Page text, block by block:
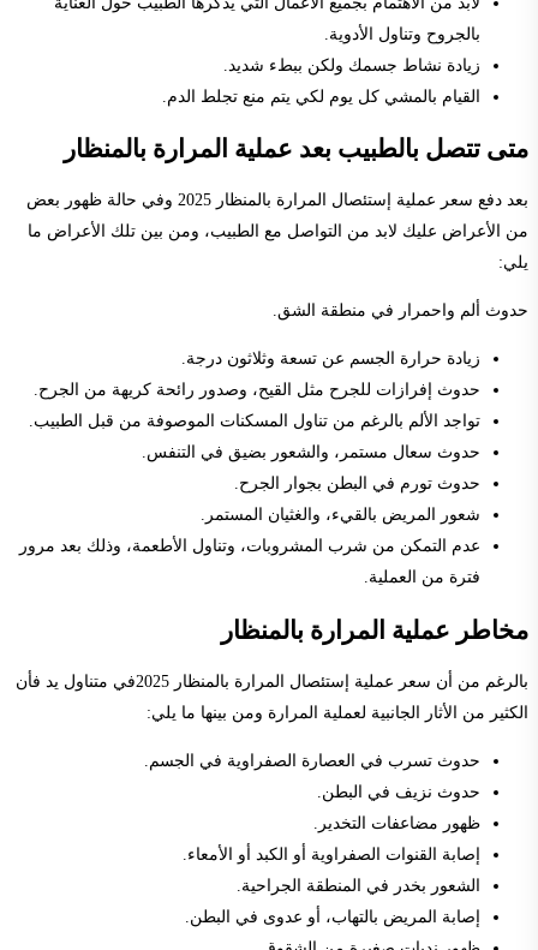
بالجروح وتناول الأدوية.
زيادة نشاط جسمك ولكن ببطء شديد.
القيام بالمشي كل يوم لكي يتم منع تجلط الدم.
متى تتصل بالطبيب بعد عملية المرارة بالمنظار
بعد دفع سعر عملية إستئصال المرارة بالمنظار 2025 وفي حالة ظهور بعض
من الأعراض عليك لابد من التواصل مع الطبيب، ومن بين تلك الأعراض ما
يلي:
حدوث ألم واحمرار في منطقة الشق.
زيادة حرارة الجسم عن تسعة وثلاثون درجة.
حدوث إفرازات للجرح مثل القيح، وصدور رائحة كريهة من الجرح.
تواجد الألم بالرغم من تناول المسكنات الموصوفة من قبل الطبيب.
حدوث سعال مستمر، والشعور بضيق في التنفس.
حدوث تورم في البطن بجوار الجرح.
شعور المريض بالقيء، والغثيان المستمر.
عدم التمكن من شرب المشروبات، وتناول الأطعمة، وذلك بعد مرور
فترة من العملية.
مخاطر عملية المرارة بالمنظار
بالرغم من أن سعر عملية إستئصال المرارة بالمنظار 2025في متناول يد فأن
الكثير من الأثار الجانبية لعملية المرارة ومن بينها ما يلي:
حدوث تسرب في العصارة الصفراوية في الجسم.
حدوث نزيف في البطن.
ظهور مضاعفات التخدير.
إصابة القنوات الصفراوية أو الكبد أو الأمعاء.
الشعور بخدر في المنطقة الجراحية.
إصابة المريض بالتهاب، أو عدوى في البطن.